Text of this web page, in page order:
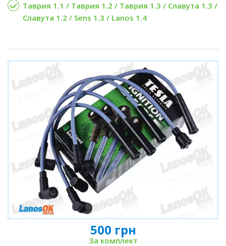
Таврия 1.1 / Таврия 1.2 / Таврия 1.3 / Славута 1.3 /
Славута 1.2 / Sens 1.3 / Lanos 1.4
500 грн
За комплект